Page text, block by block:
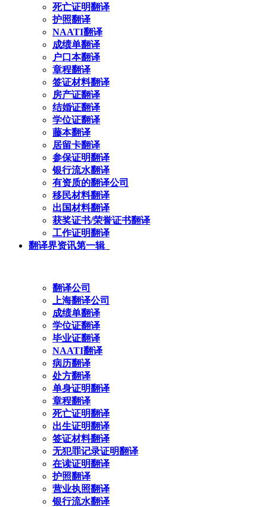
死亡证明翻译
护照翻译
NAATI翻译
成绩单翻译
户口本翻译
章程翻译
签证材料翻译
房产证翻译
结婚证翻译
学位证翻译
藤本翻译
居留卡翻译
参保证明翻译
银行流水翻译
有资质的翻译公司
移民材料翻译
出国材料翻译
获奖证书/荣誉证书翻译
工作证明翻译
翻译界资讯第一辑
翻译公司
上海翻译公司
成绩单翻译
学位证翻译
毕业证翻译
NAATI翻译
病历翻译
处方翻译
单身证明翻译
章程翻译
死亡证明翻译
出生证明翻译
签证材料翻译
无犯罪记录证明翻译
在读证明翻译
护照翻译
营业执照翻译
银行流水翻译